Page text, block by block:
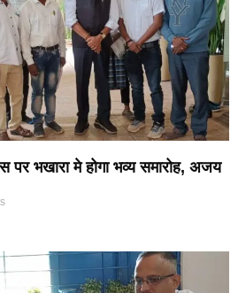
पर भखारा मे होगा भव्य समारोह, अजय